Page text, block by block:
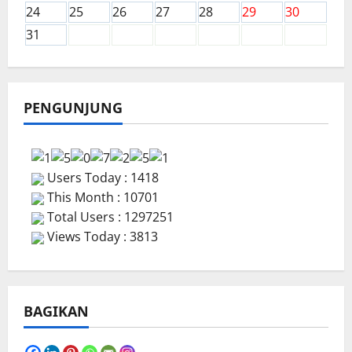
24 25 26 27 28 29
30
31
PENGUNJUNG
Users Today : 1418
This Month : 10701
Total Users : 1297251
Views Today : 3813
BAGIKAN